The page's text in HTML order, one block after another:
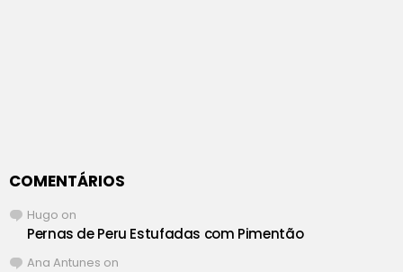
COMENTÁRIOS
Hugo on
Pernas de Peru Estufadas com Pimentão
Ana Antunes on